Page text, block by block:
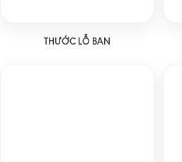
THƯỚC LỖ BAN